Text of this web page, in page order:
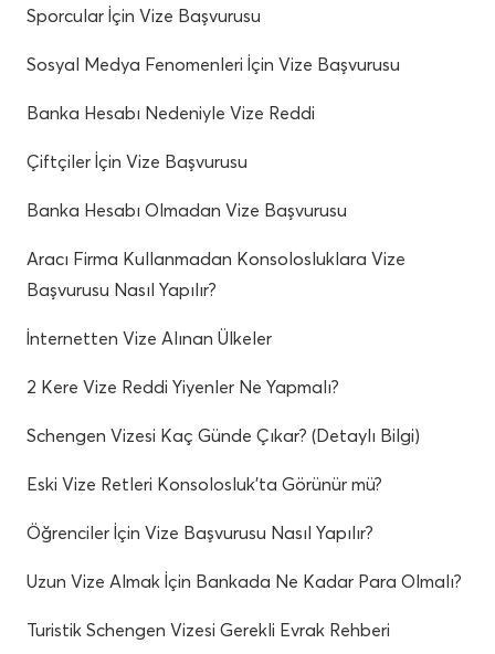
Sporcular İçin Vize Başvurusu
Sosyal Medya Fenomenleri İçin Vize Başvurusu
Banka Hesabı Nedeniyle Vize Reddi
Çiftçiler İçin Vize Başvurusu
Banka Hesabı Olmadan Vize Başvurusu
Aracı Firma Kullanmadan Konsolosluklara Vize
Başvurusu Nasıl Yapılır?
İnternetten Vize Alınan Ülkeler
2 Kere Vize Reddi Yiyenler Ne Yapmalı?
Schengen Vizesi Kaç Günde Çıkar? (Detaylı Bilgi)
Eski Vize Retleri Konsolosluk’ta Görünür mü?
Öğrenciler İçin Vize Başvurusu Nasıl Yapılır?
Uzun Vize Almak İçin Bankada Ne Kadar Para Olmalı?
Turistik Schengen Vizesi Gerekli Evrak Rehberi